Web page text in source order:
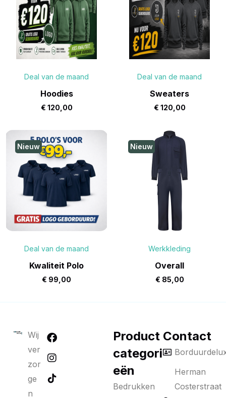
Deal van de maand
Hoodies
€ 120,00
Deal van de maand
Sweaters
€ 120,00
Nieuw
Deal van de maand
Kwaliteit Polo
€ 99,00
Nieuw
Werkkleding
Overall
€ 85,00
Wij
ver
zor
ge
n
Product
categori
eën
Bedrukken
Contact
Herman
Costerstraat